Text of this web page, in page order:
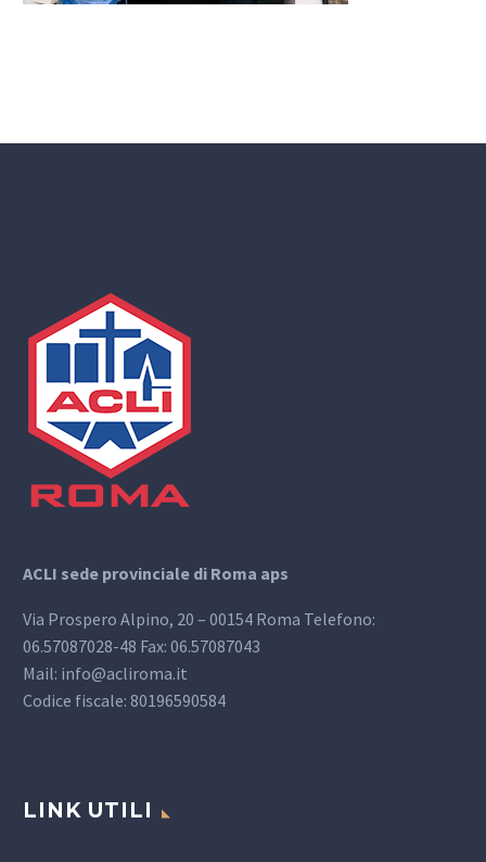
ACLI sede provinciale di Roma aps
Via Prospero Alpino, 20 – 00154 Roma Telefono:
06.57087028-48 Fax: 06.57087043
Mail: info@acliroma.it
Codice fiscale: 80196590584
LINK UTILI